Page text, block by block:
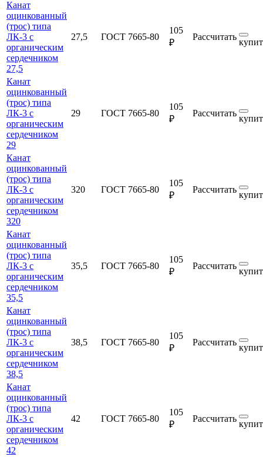
Канат
оцинкованный
(трос) типа
ЛК-3 с
органическим
сердечником
27,5
27,5 ГОСТ 7665-80
105
₽
Рассчитать
Канат
оцинкованный
(трос) типа
ЛК-3 с
органическим
сердечником
29
29 ГОСТ 7665-80
105
₽
Рассчитать
Канат
оцинкованный
(трос) типа
ЛК-3 с
органическим
сердечником
320
320 ГОСТ 7665-80
105
₽
Рассчитать
Канат
оцинкованный
(трос) типа
ЛК-3 с
органическим
сердечником
35,5
35,5 ГОСТ 7665-80
105
₽
Рассчитать
Канат
оцинкованный
(трос) типа
ЛК-3 с
органическим
сердечником
38,5
38,5 ГОСТ 7665-80
105
₽
Рассчитать
Канат
оцинкованный
(трос) типа
ЛК-3 с
органическим
сердечником
42
42 ГОСТ 7665-80
105
₽
Рассчитать